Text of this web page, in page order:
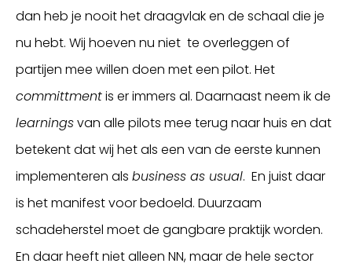
dan heb je nooit het draagvlak en de schaal die je
nu hebt. Wij hoeven nu niet te overleggen of
partijen mee willen doen met een pilot. Het
committmentis er immers al. Daarnaast neem ik de
learningsvan alle pilots mee terug naar huis en dat
betekent dat wij het als een van de eerste kunnen
implementeren als business as usual. En juist daar
is het manifest voor bedoeld. Duurzaam
schadeherstel moet de gangbare praktijk worden.
En daar heeft niet alleen NN, maar de hele sector